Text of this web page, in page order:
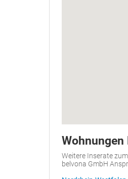
Weitere Inserate
belvona GmbH